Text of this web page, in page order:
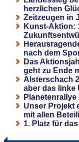
herzlichen
Zeitzeugen in
Kunst-Aktion:
nach dem
Das
geht zu Ende
Alsterschach
aber das linke
Planetenrallye
Unser Projekt
mit allen
1. Platz für